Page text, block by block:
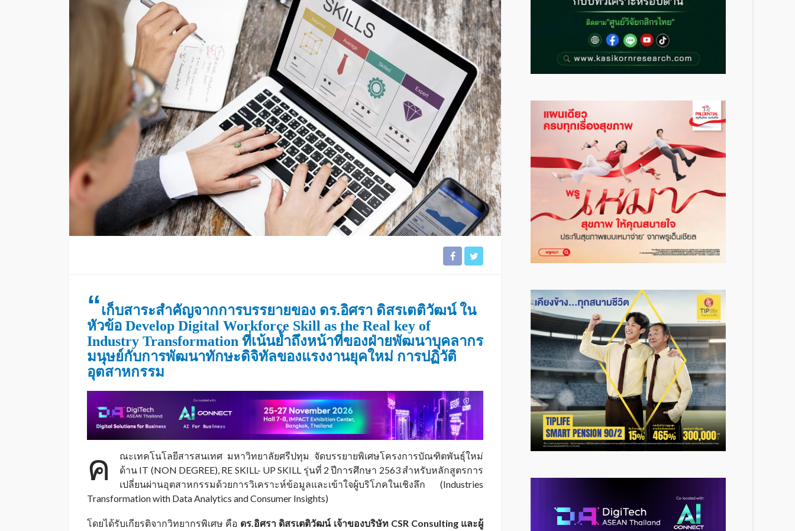
“เก็บสาระสำคัญจากการบรรยายของ ดร.อิศรา ดิสรเตติวัฒน์ ใน
หัวข้อ Develop Digital Workforce Skill as the Real key of
Industry Transformation ที่เน้นย้ำถึงหน้าที่ของฝ่ายพัฒนาบุคลากร
มนุษย์กับการพัฒนาทักษะดิจิทัลของแรงงานยุคใหม่ การปฏิวัติ
อุตสาหกรรม
ค
ณะเทคโนโลยีสารสนเทศ มหาวิทยาลัยศรีปทุม จัดบรรยายพิเศษโครงการบัณฑิตพันธุ์ใหม่
ด้าน IT (NON DEGREE), RE SKILL- UP SKILL รุ่นที่ 2 ปีการศึกษา 2563 สำหรับหลักสูตรการ
เปลี่ยนผ่านอุตสาหกรรมด้วยการวิเคราะห์ข้อมูลและเข้าใจผู้บริโภคในเชิงลึก (Industries
Transformation with Data Analytics and Consumer Insights)
โดยได้รับเกียรติจากวิทยากรพิเศษ คือ ดร.อิศรา ดิสรเตติวัฒน์ เจ้าของบริษัท CSR Consulting และผู้